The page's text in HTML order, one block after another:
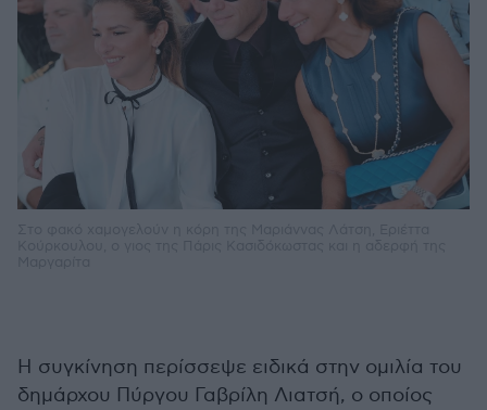
Η συγκίνηση περίσσεψε ειδικά στην ομιλία του
δημάρχου Πύργου Γαβρίλη Λιατσή, ο οποίος